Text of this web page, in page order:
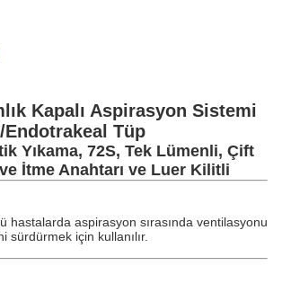
Kapalı Aspirasyon Sistemi
Tüp
Yıkama, 72S, Tek Lümenli, Çift
İtme Anahtarı ve Luer Kilitli
hastalarda aspirasyon sırasında ventilasyonu
sürdürmek için kullanılır.